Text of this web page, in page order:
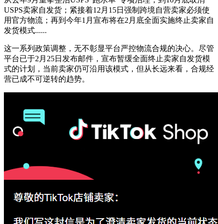
USPS卖家自发货；紧接着12月15日强制跨境自营卖家必须使
用官方物流；再到今年1月宣布将在2月底全面实施终止卖家自
发货模式......
这一系列政策调整，无不彰显平台严控物流合规的决心。 尽管
平台已于2月25日发布邮件，宣布暂缓全面终止卖家自发货模
式的计划，当前卖家仍可沿用该模式，但从长远来看，合规经
营已成不可逆转的趋势。